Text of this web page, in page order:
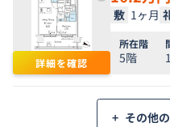
詳細を確認
敷 1ヶ月
所在階
5階
+ その他